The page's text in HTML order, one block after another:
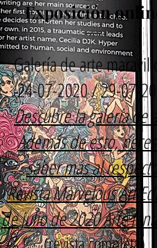
Exposición online
Galería de arte
24-07-2020 / 29-07-
Descubre la galería de
Además de esto,
saber más al respecto.
Revista Marvelous Art
de julio de 2020 Arte
(revista completa)